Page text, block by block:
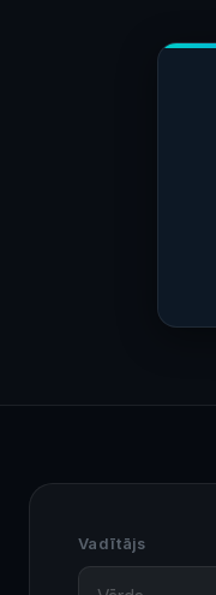
Vadītājs